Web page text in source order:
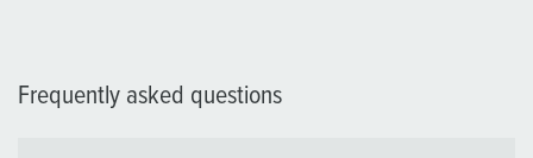
Frequently asked questions